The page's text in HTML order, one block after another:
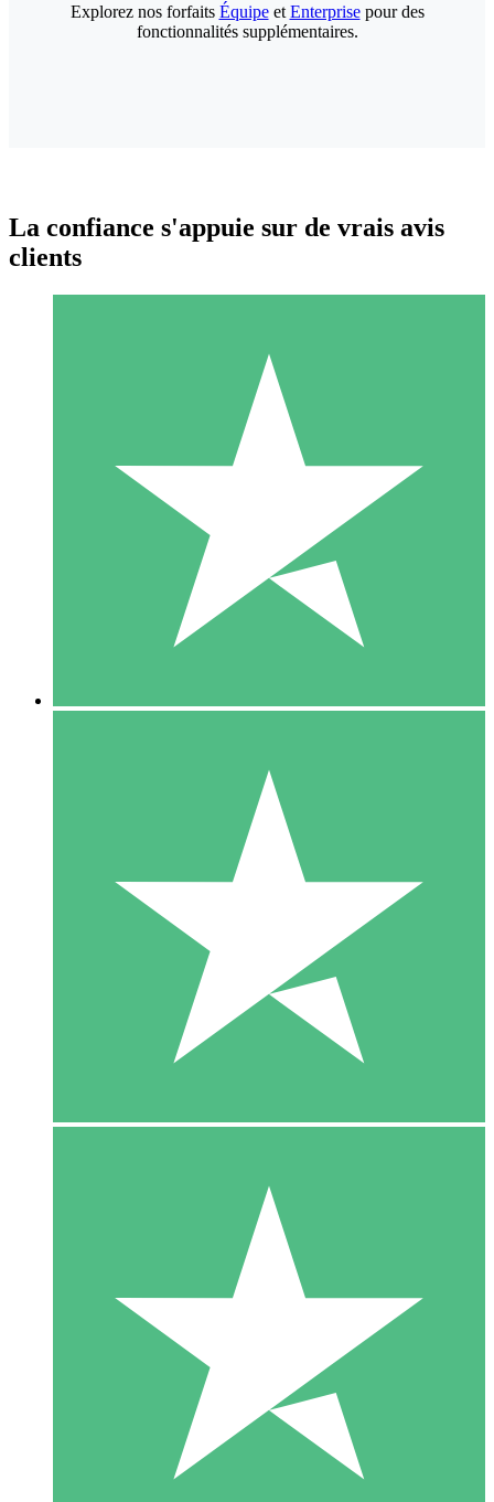
Packs de Crédits Individuels
Payez à l'utilisation avec des crédits de téléchargement. Sans
1 Téléchargement
10 00
10 Téléchargements
20 00
Explorez nos forfaits Équipeet Enterprisepour des
fonctionnalités supplémentaires.
La confiance s'appuie sur de vrais avis
clients